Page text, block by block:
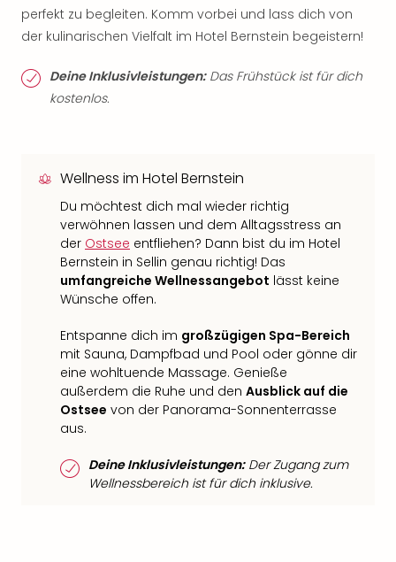
perfekt zu begleiten. Komm vorbei und lass dich von
der kulinarischen Vielfalt im Hotel Bernstein begeistern!
Deine Inklusivleistungen:Das Frühstück ist für dich
kostenlos.
Wellness im Hotel Bernstein
Du möchtest dich mal wieder richtig
verwöhnen lassen und dem Alltagsstress an
der Ostsee entfliehen? Dann bist du im Hotel
Bernstein in Sellin genau richtig! Das
umfangreiche Wellnessangebot lässt keine
Wünsche offen.
Entspanne dich im großzügigen Spa-Bereich
mit Sauna, Dampfbad und Pool oder gönne dir
eine wohltuende Massage. Genieße
außerdem die Ruhe und den Ausblick auf die
Ostsee von der Panorama-Sonnenterrasse
aus.
Deine Inklusivleistungen:Der Zugang zum
Wellnessbereich ist für dich inklusive.